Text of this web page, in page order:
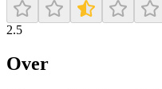
2.5
Over